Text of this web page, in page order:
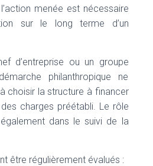
menée est nécessaire
sur le long terme d’un
d’entreprise ou un groupe
philanthropique ne
à choisir la structure à financer
charges préétabli. Le rôle
dans le suivi de la
être régulièrement évalués :